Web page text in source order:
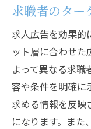
求職者のター
求人広告を効果的
ット層に合わせ
よって異なる求職
容や条件を明確に
求める情報を反映
になります。また